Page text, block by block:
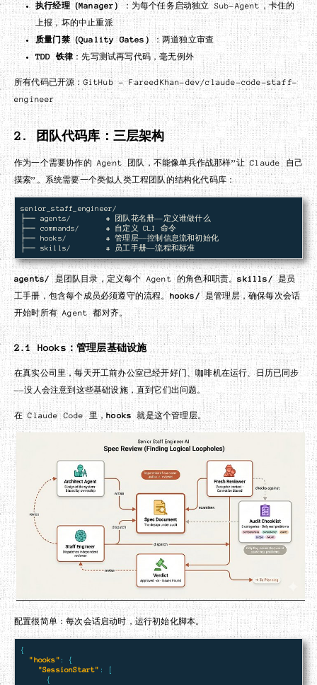
执行经理（Manager）：为每个任务启动独立 Sub-Agent，卡住的
上报，坏的中止重派
质量门禁（Quality Gates） ：两道独立审查
TDD 铁律：先写测试再写代码，毫无例外
所有代码已开源：GitHub - FareedKhan-dev/claude-code-staff-
engineer
2. 团队代码库：三层架构
作为一个需要协作的 Agent 团队，不能像单兵作战那样”让 Claude 自己
摸索”。系统需要一个类似人类工程团队的结构化代码库：
senior_staff_engineer/
├── agents/        # 团队花名册——定义谁做什么
├── commands/      # 自定义 CLI 命令
├── hooks/         # 管理层——控制信息流和初始化
agents/ 是团队目录，定义每个 Agent 的角色和职责。skills/是员
工手册，包含每个成员必须遵守的流程。 hooks/是管理层，确保每次会话
开始时所有 Agent 都对齐。
2.1 Hooks：管理层基础设施
在真实公司里，每天开工前办公室已经开好门、咖啡机在运行、日历已同步
——没人会注意到这些基础设施，直到它们出问题。
在 Claude Code 里，hooks就是这个管理层。
配置很简单：每次会话启动时，运行初始化脚本。
{
"hooks" :
{
"SessionStart" :
[
{